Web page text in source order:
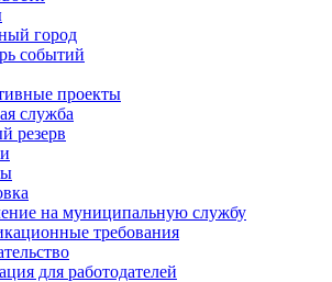
город
событий
проекты
служба
резерв
на муниципальную службу
требования
для работодателей